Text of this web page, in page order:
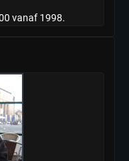
vanaf 1998.